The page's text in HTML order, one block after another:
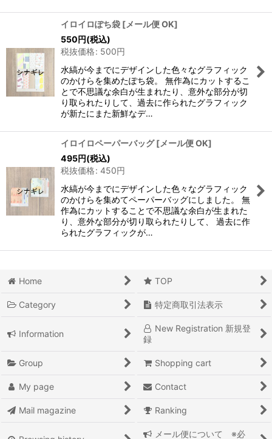
イロイロぽち袋 [メール便 OK]
550円(税込)
税抜価格: 500円
水縞が今までにデザインした色々なグラフィック
のかけらを集めたぽち袋。 無作為にカットするこ
とで不思議な余白が生まれたり、意外な部分が切
り取られたりして、過去に作られたグラフィック
が新たにまた新鮮なデ…
イロイロペーパーバッグ [メール便 OK]
495円(税込)
税抜価格: 450円
水縞が今までにデザインした色々なグラフィック
のかけらを集めてペーパーバッグにしました。 無
作為にカットすることで不思議な余白が生まれた
り、意外な部分が切り取られたりして、 過去に作
られたグラフィックが…
Home TOP
Category 特定商取引法表示
Information
New Registration 新規登
録
Group Shopping cart
My page Contact
Mail magazine Ranking
メール便について ※必